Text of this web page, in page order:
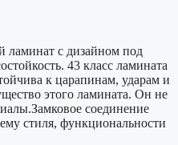
ламинат с дизайном под
43 класс ламината
к царапинам, ударам и
этого ламината. Он не
соединение
стиля, функциональности